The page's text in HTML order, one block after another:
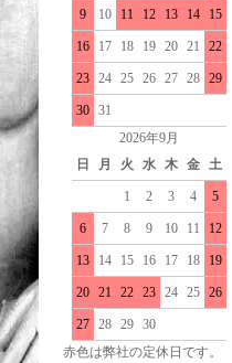
9 10 11 12 13 14 15
16 17 18 19 20 21 22
23 24 25 26 27 28 29
30 31
2026年9月
日
月 火 水 木 金 土
1 2 3 4 5
6 7 8 9 10 11 12
13 14 15 16 17 18 19
20 21 22 23 24 25 26
27 28 29 30
赤色は弊社の定休日です